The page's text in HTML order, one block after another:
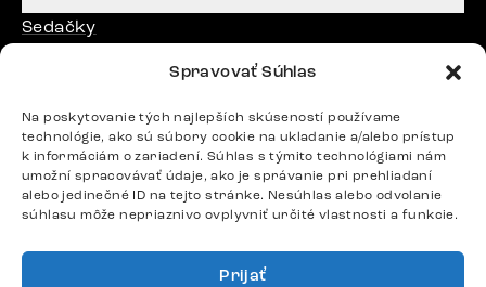
Spravovať Súhlas
Na poskytovanie tých najlepších skúseností používame
technológie, ako sú súbory cookie na ukladanie a/alebo prístup
k informáciám o zariadení. Súhlas s týmito technológiami nám
umožní spracovávať údaje, ako je správanie pri prehliadaní
alebo jedinečné ID na tejto stránke. Nesúhlas alebo odvolanie
súhlasu môže nepriaznivo ovplyvniť určité vlastnosti a funkcie.
Prijať
Sedačky
Stoly
DÔLEŽITÉ ODKAZY